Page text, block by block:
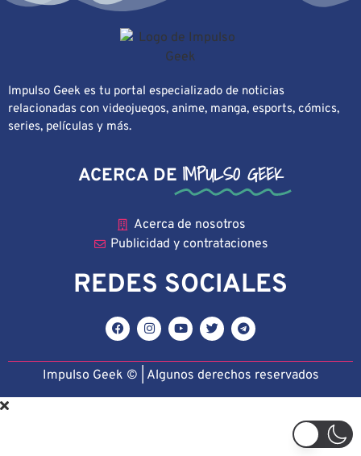
Impulso Geek es tu portal especializado de noticias
relacionadas con videojuegos, anime, manga, esports, cómics,
series, películas y más.
ACERCA DE IMPULSO GEEK
Acerca de nosotros
Publicidad y contrataciones
REDES SOCIALES
Impulso Geek © | Algunos derechos reservados